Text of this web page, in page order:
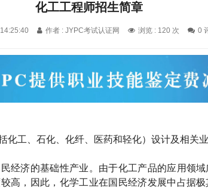
化工工程师招生简章
作者 : JYPC考试认证网 浏览 : 120 次 0
化工、石化、化纤、医药和轻化）设计及相关
经济的基础性产业。由于化工产品的应用领
高，因此，化学工业在国民经济发展中占据